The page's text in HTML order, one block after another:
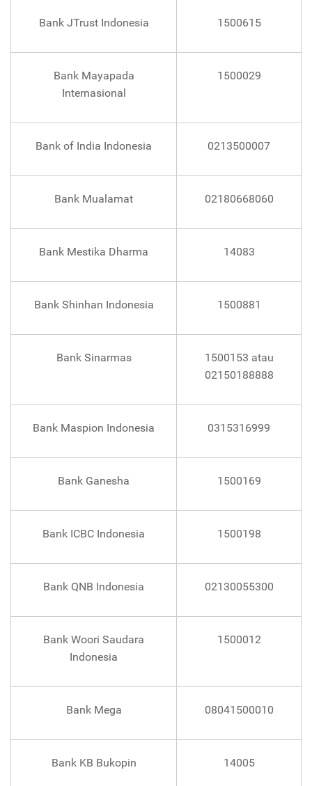
Bank JTrust Indonesia 1500615
Bank Mayapada
Internasional
1500029
Bank of India Indonesia 0213500007
Bank Mualamat 02180668060
Bank Mestika Dharma 14083
Bank Shinhan Indonesia 1500881
Bank Sinarmas
1500153 atau
02150188888
Bank Maspion Indonesia 0315316999
Bank Ganesha 1500169
Bank ICBC Indonesia 1500198
Bank QNB Indonesia 02130055300
Bank Woori Saudara
Indonesia
1500012
Bank Mega 08041500010
Bank KB Bukopin 14005